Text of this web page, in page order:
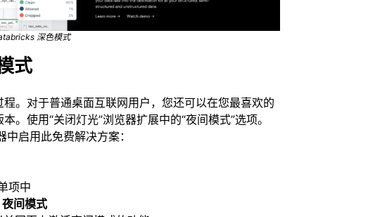
深色模式
式
。对于普通桌面互联网用户，您还可以在您最喜欢的
使用“关闭灯光”浏览器扩展中的“夜间模式”选项。
启用此免费解决方案：
项中
夜间模式